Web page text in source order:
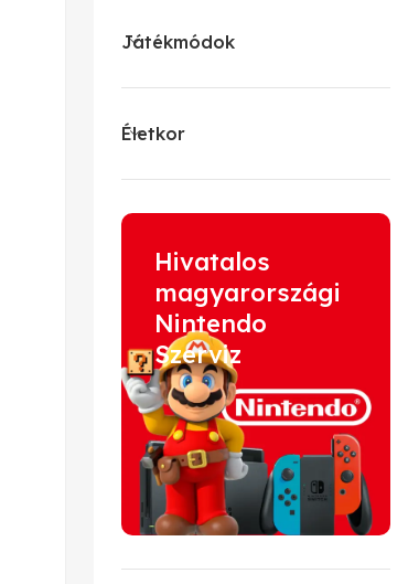
Játékmódok
Életkor
Hivatalos
magyarországi
Nintendo
Szerviz